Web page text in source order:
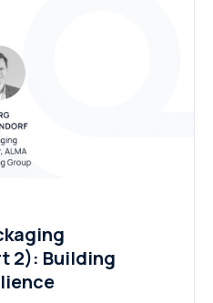
2): Building